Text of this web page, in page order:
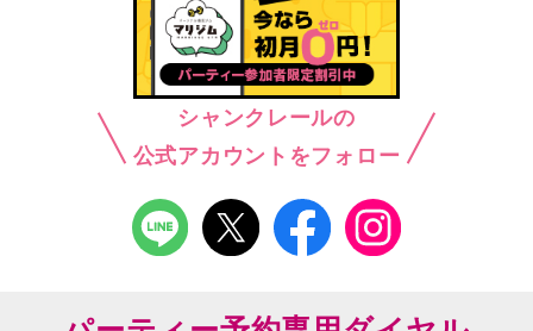
シャンクレールの
公式アカウントをフォロー